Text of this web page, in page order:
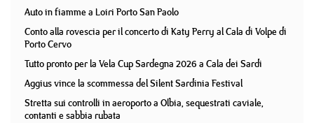
Auto in fiamme a Loiri Porto San Paolo
Conto alla rovescia per il concerto di Katy Perry al Cala di Volpe di
Porto Cervo
Tutto pronto per la Vela Cup Sardegna 2026 a Cala dei Sardi
Aggius vince la scommessa del Silent Sardinia Festival
Stretta sui controlli in aeroporto a Olbia, sequestrati caviale,
contanti e sabbia rubata